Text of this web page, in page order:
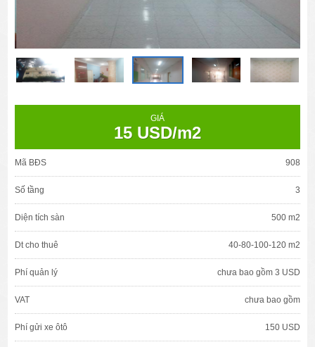
GIÁ
15 USD/m2
Mã BĐS 908
Số tầng 3
Diện tích sàn 500 m2
Dt cho thuê 40-80-100-120 m2
Phí quản lý chưa bao gồm 3 USD
VAT chưa bao gồm
Phí gửi xe ôtô 150 USD